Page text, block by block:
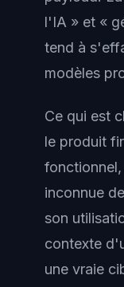
l'IA » et «
tend à
modèles
Ce qui est
le produit
inconnue
son
contexte
une vraie